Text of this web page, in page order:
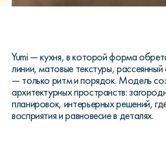
Yumi — кухня, в которой форма
линии, матовые текстуры, рассеянный
— только ритм и порядок. Модель
архитектурных пространств:
планировок, интерьерных решений,
восприятия и равновесие в деталях.